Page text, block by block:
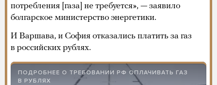
потребления [газа] не требуется», — заявило
болгарское министерство энергетики.
И Варшава, и София отказались платить за газ
в российских рублях.
ПОДРОБНЕЕ О ТРЕБОВАНИИ РФ ОПЛАЧИВАТЬ ГАЗ
В РУБЛЯХ